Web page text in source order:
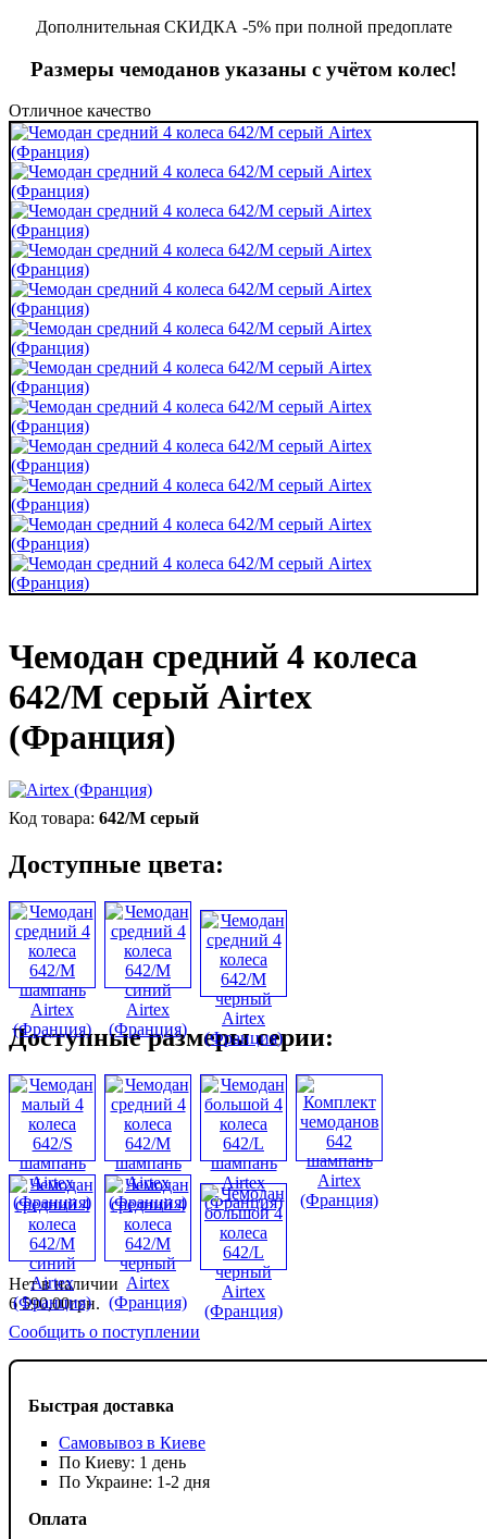
Дополнительная СКИДКА -5% при полной предоплате
Размеры чемоданов указаны с учётом колес!
Отличное качество
Чемодан средний 4 колеса
642/M серый Airtex
(Франция)
Быстрая доставка
Самовывоз в Киеве
По Киеву: 1 день
По Украине: 1-2 дня
Оплата
642/M серый
Доступные цвета:
Доступные размеры серии:
Нет в наличии
6 590,00грн.
Сообщить о поступлении